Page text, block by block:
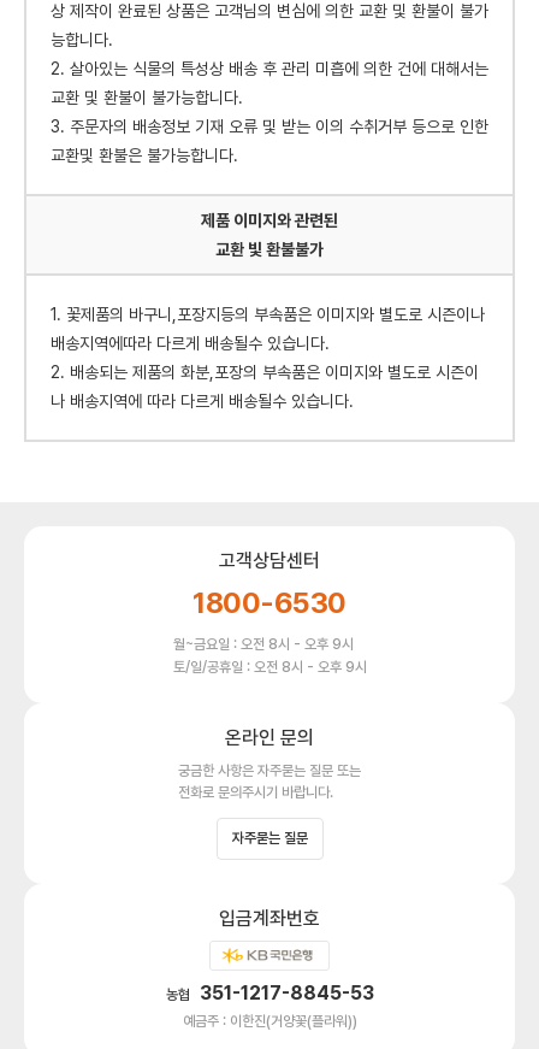
상 제작이 완료된 상품은 고객님의 변심에 의한 교환 및 환불이 불가
능합니다.
2. 살아있는 식물의 특성상 배송 후 관리 미흡에 의한 건에 대해서는
교환 및 환불이 불가능합니다.
3. 주문자의 배송정보 기재 오류 및 받는 이의 수취거부 등으로 인한
교환및 환불은 불가능합니다.
제품 이미지와 관련된
교환 빛 환불불가
1. 꽃제품의 바구니,포장지등의 부속품은 이미지와 별도로 시즌이나
배송지역에따라 다르게 배송될수 있습니다.
2. 배송되는 제품의 화분,포장의 부속품은 이미지와 별도로 시즌이
나 배송지역에 따라 다르게 배송될수 있습니다.
고객상담센터
1800-6530
월~금요일 : 오전 8시 - 오후 9시
토/일/공휴일 : 오전 8시 - 오후 9시
온라인 문의
궁금한 사항은 자주묻는 질문 또는
전화로 문의주시기 바랍니다.
자주묻는 질문
입금계좌번호
농협 351-1217-8845-53
예금주 : 이한진(거양꽃(플라워))